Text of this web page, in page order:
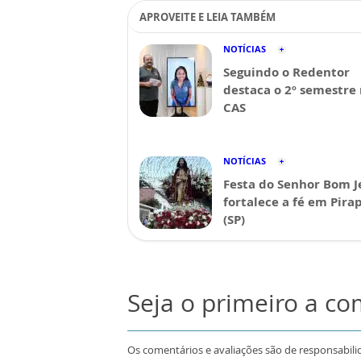
APROVEITE E LEIA TAMBÉM
NOTÍCIAS
Seguindo o Redentor
destaca o 2º semestre
CAS
NOTÍCIAS
Festa do Senhor Bom
fortalece a fé em
(SP)
Seja o primeiro a
Os comentários e avaliações são de